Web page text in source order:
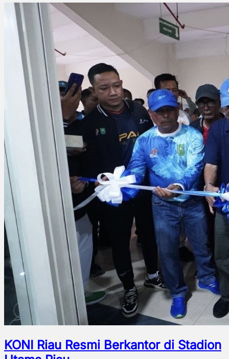
KONI Riau Resmi Berkantor di Stadion